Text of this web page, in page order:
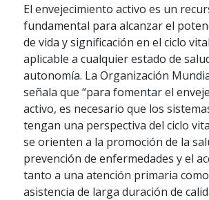
El envejecimiento activo es un
fundamental para alcanzar el
de vida y significación en el ciclo
aplicable a cualquier estado de
autonomía. La Organización
señala que “para fomentar el
activo, es necesario que los
tengan una perspectiva del ciclo
se orienten a la promoción de la
prevención de enfermedades y el
tanto a una atención primaria
asistencia de larga duración de